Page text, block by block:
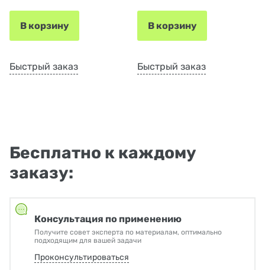
В корзину
Быстрый заказ
В корзину
Быстрый заказ
Бесплатно к каждому
заказу:
Консультация по применению
Получите совет эксперта по материалам, оптимально
подходящим для вашей задачи
Проконсультироваться